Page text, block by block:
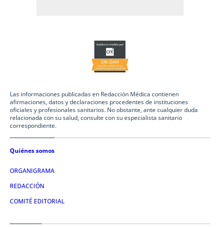
Las informaciones publicadas en Redacción Médica contienen
afirmaciones, datos y declaraciones procedentes de instituciones
oficiales y profesionales sanitarios. No obstante, ante cualquier duda
relacionada con su salud, consulte con su especialista sanitario
correspondiente.
Quiénes somos
ORGANIGRAMA
REDACCIÓN
COMITÉ EDITORIAL